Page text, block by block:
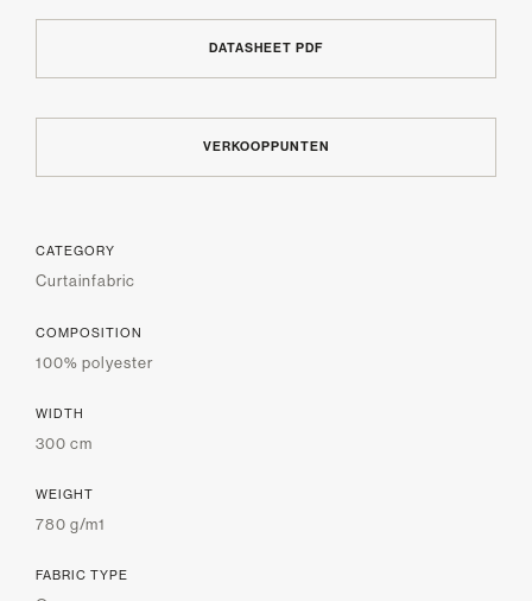
DATASHEET PDF
VERKOOPPUNTEN
CATEGORY
Curtainfabric
COMPOSITION
100% polyester
WIDTH
300 cm
WEIGHT
780 g/m1
FABRIC TYPE